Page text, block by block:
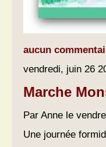
aucun
vendredi, juin 26
Marche
Par Anne le
Une journée